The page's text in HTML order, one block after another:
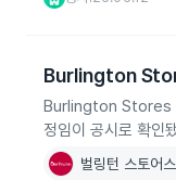
Burlington
Burlington Stores
정임이 공시로 확인
벌링턴 스토어스